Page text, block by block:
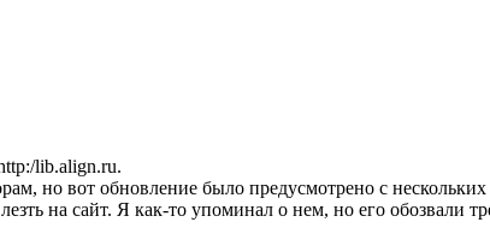
lib.align.ru.
но вот обновление было предусмотрено с
на сайт. Я как-то упоминал о нем, но его обозвали